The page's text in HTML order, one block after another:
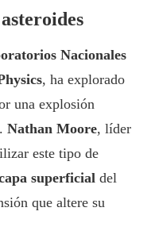
Nacionales
, ha explorado
una explosión
Nathan Moore, líder
este tipo de
superficial del
que altere su